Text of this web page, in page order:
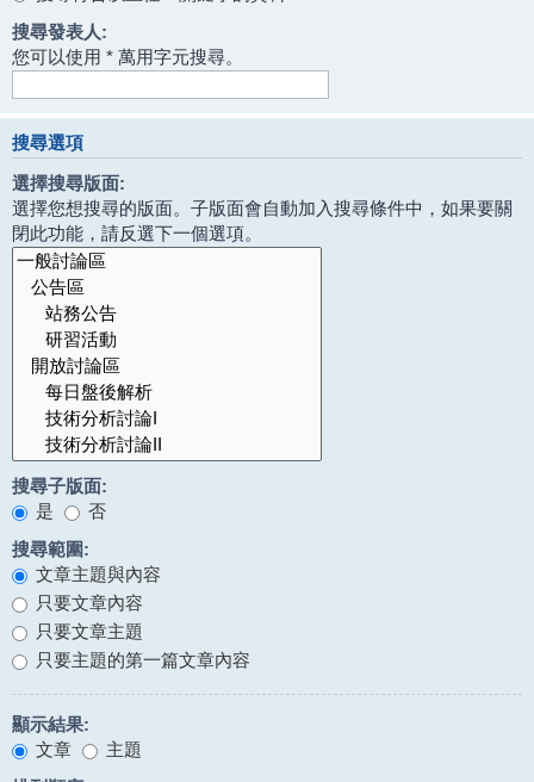
搜尋發表人:
您可以使用 * 萬用字元搜尋。
搜尋選項
選擇搜尋版面:
選擇您想搜尋的版面。子版面會自動加入搜尋條件中，如果要關
閉此功能，請反選下一個選項。
搜尋子版面:
是
否
搜尋範圍:
文章主題與內容
只要文章內容
只要文章主題
只要主題的第一篇文章內容
顯示結果:
文章
主題